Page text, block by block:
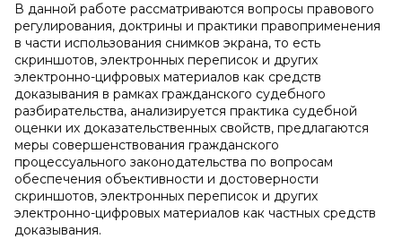
В данной работе рассматриваются вопросы правового
регулирования, доктрины и практики правоприменения
в части использования снимков экрана, то есть
скриншотов, электронных переписок и других
электронно-цифровых материалов как средств
доказывания в рамках гражданского судебного
разбирательства, анализируется практика судебной
оценки их доказательственных свойств, предлагаются
меры совершенствования гражданского
процессуального законодательства по вопросам
обеспечения объективности и достоверности
скриншотов, электронных переписок и других
электронно-цифровых материалов как частных средств
доказывания.